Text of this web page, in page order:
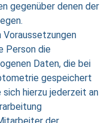
gegenüber denen der
Voraussetzungen
Person die
Daten, die bei
gespeichert
sich hierzu jederzeit an